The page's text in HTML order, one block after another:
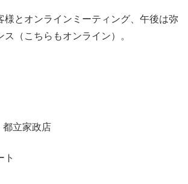
様とオンラインミーティング、午後は弥
（こちらもオンライン）。
都立家政店
ト